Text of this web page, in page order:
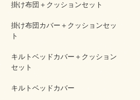
掛け布団＋クッションセット
掛け布団カバー＋クッションセッ
ト
キルトベッドカバー＋クッション
セット
キルトベッドカバー